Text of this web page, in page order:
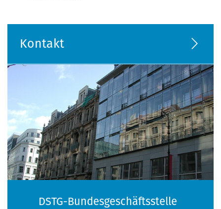
Kontakt
DSTG-Bundesgeschäftsstelle